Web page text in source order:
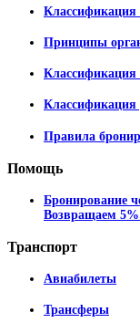
Классификация
Принципы
Классификация
Классификация
Правила
Помощь
Бронирование
Возвращаем 5%
Транспорт
Авиабилеты
Трансферы